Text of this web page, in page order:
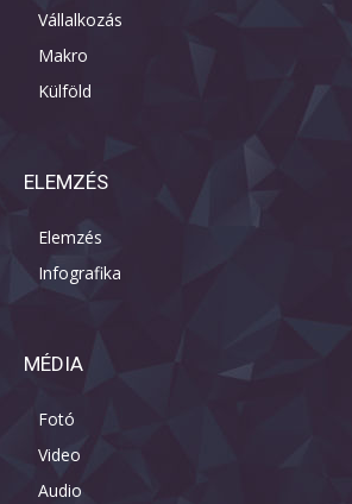
Vállalkozás
Makro
Külföld
ELEMZÉS
Elemzés
Infografika
MÉDIA
Fotó
Video
Audio